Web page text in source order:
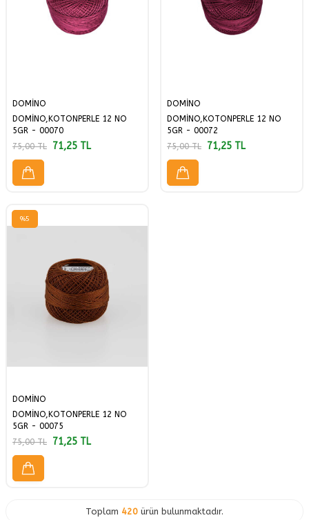
DOMİNO
DOMİNO,KOTONPERLE 12 NO
5GR - 00070
75,00TL 71,25 TL
DOMİNO
DOMİNO,KOTONPERLE 12 NO
5GR - 00072
75,00TL 71,25 TL
%5
DOMİNO
DOMİNO,KOTONPERLE 12 NO
5GR - 00075
75,00TL 71,25 TL
Toplam 420 ürün bulunmaktadır.